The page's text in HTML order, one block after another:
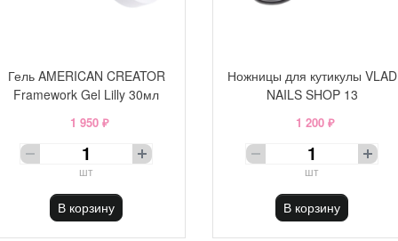
Гель AMERICAN CREATOR
Framework Gel Lilly 30мл
1 950 ₽
шт
В корзину
Ножницы для кутикулы VLAD
NAILS SHOP 13
1 200 ₽
шт
В корзину